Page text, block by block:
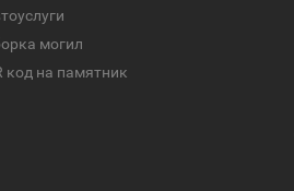
могил
код на памятник